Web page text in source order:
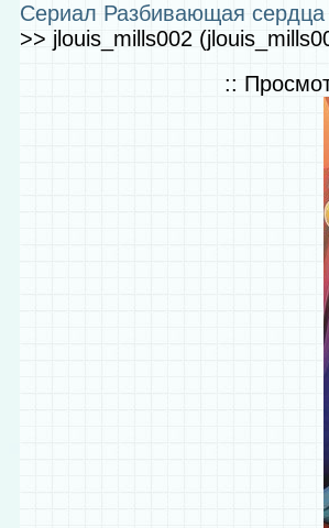
Сериал Разбивающая сердца
>> jlouis_mills002
::